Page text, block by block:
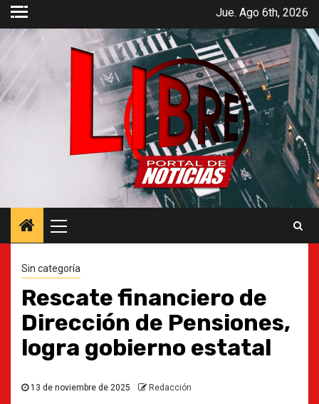
Saltar
contenido
Jue. Ago 6th, 2026
principal
Sin categoría
Rescate financiero de
Dirección de Pensiones,
logra gobierno estatal
13 de noviembre de 2025 Redacción